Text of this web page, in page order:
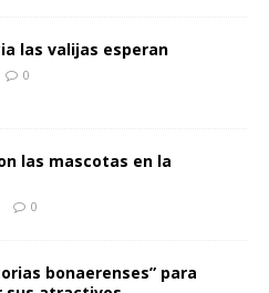
las valijas esperan
0
las mascotas en la
0
bonaerenses” para